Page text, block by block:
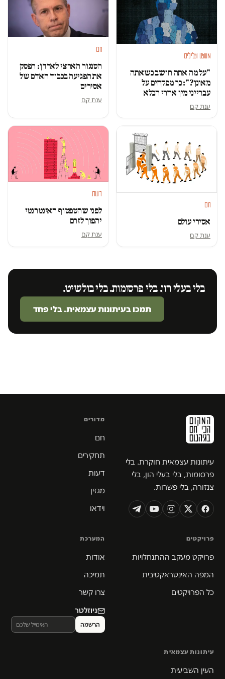
משפט ופלילים
"על מה אתה חושב כשאתה
מאונן?": כך מפקחים על
עברייני מין אחרי הכלא
ענת קם
חם
הסנגור הארצי לארדן: הפסק
את הפגיעה בכבוד האדם של
אסירים
ענת קם
חם
אסירי עולם
ענת קם
דעות
לפני שהטפטוף האינטרנטי
יהפוך לזרם
ענת קם
בלי בעלי הון. בלי פרסומות. בלי בולשיט.
תמכו בעיתונות עצמאית. בלי פחד
עיתונות עצמאית חוקרת. בלי
פרסומות, בלי בעלי הון, בלי
צנזורה, בלי פשרות.
מדורים
חם
תחקירים
דעות
מגזין
וידאו
פרויקטים
פרויקט מעקב ההתנחלויות
המפה האינטראקטיבית
כל הפרויקטים
המערכת
אודות
תמיכה
צרו קשר
ניוזלטר
עיתונות עצמאית
העין השביעית